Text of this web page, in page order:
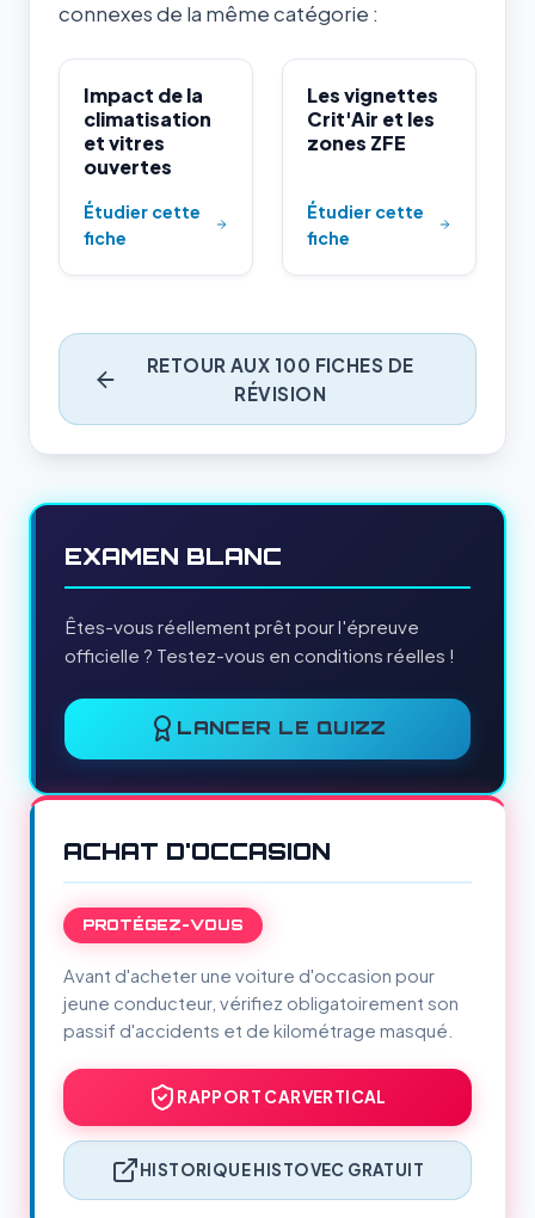
connexes de la même catégorie :
Impact de la
climatisation
et vitres
ouvertes
Étudier cette
fiche
Les vignettes
Crit'Air et les
zones ZFE
Étudier cette
fiche
RETOUR AUX 100 FICHES DE
RÉVISION
EXAMEN BLANC
Êtes-vous réellement prêt pour l'épreuve
officielle ? Testez-vous en conditions réelles !
LANCER LE QUIZZ
ACHAT D'OCCASION
PROTÉGEZ-VOUS
Avant d'acheter une voiture d'occasion pour
jeune conducteur, vérifiez obligatoirement son
passif d'accidents et de kilométrage masqué.
RAPPORT CARVERTICAL
HISTORIQUE HISTOVEC GRATUIT